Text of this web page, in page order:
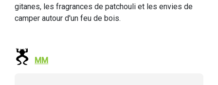
gitanes, les fragrances de patchouli et les envies de
camper autour d'un feu de bois.
MM